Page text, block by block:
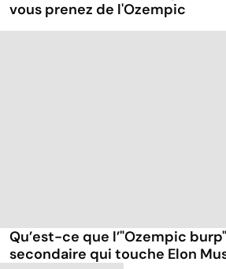
vous prenez de l'Ozempic
Qu’est-ce que l’"Ozempic
secondaire qui touche Elon